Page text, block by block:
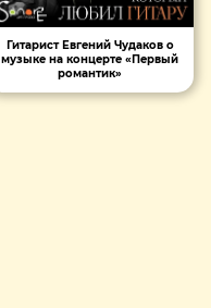
Гитарист Евгений Чудаков о
музыке на концерте «Первый
романтик»